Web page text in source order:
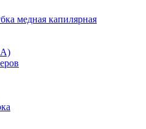
медная капилярная